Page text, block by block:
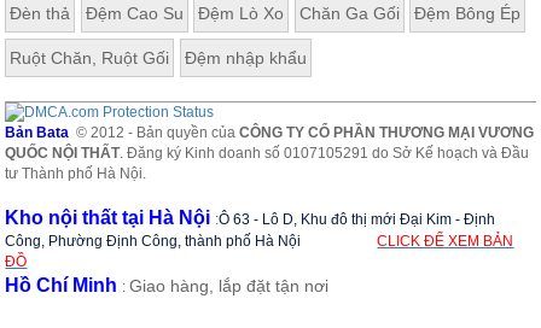
Đèn thả Đệm Cao Su Đệm Lò Xo Chăn Ga Gối Đệm Bông Ép
Ruột Chăn, Ruột Gối Đệm nhập khẩu
Bản Bata © 2012 - Bản quyền củaCÔNG TY CỔ PHẦN THƯƠNG MẠI VƯƠNG
QUỐC NỘI THẤT. Đăng ký Kinh doanh số 0107105291 do Sở Kế hoạch và Đầu
tư Thành phố Hà Nội.
Kho nội thất tại Hà Nội :Ô 63 - Lô D, Khu đô thị mới Đại Kim - Định
Công, Phường Định Công, thành phố Hà Nội
CLICK ĐỂ XEM BẢN
ĐỒ
Hồ Chí Minh :Giao hàng, lắp đặt tận nơi